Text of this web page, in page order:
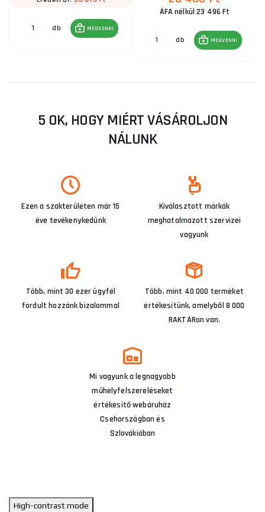
db MEGVENNI
ÁFA nélkül 23 496 Ft
db MEGVENNI
5 OK, HOGY MIÉRT VÁSÁROLJON
NÁLUNK
Ezen a szakterületen már 15
éve tevékenykedünk
Kiválasztott márkák
meghatalmazott szervizei
vagyunk
Több, mint 30 ezer ügyfél
fordult hozzánk bizalommal
Több, mint 40 000 terméket
értékesítünk, amelyből 8 000
RAKTÁRon van.
Mi vagyunk a legnagyobb
műhelyfelszereléseket
értékesítő webáruház
Csehországban és
Szlovákiában
High-contrast mode